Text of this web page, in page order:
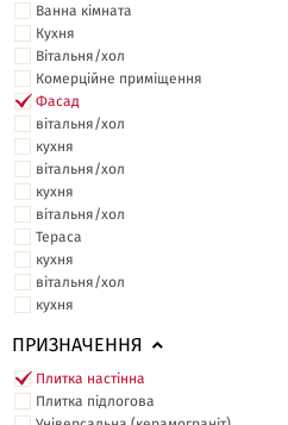
Ванна кімната
Кухня
Вітальня/хол
Комерційне приміщення
Фасад
вітальня/хол
кухня
вітальня/хол
кухня
вітальня/хол
Тераса
кухня
вітальня/хол
кухня
ПРИЗНАЧЕННЯ
Плитка настінна
Плитка підлогова